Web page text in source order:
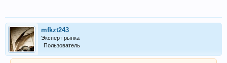
mfkzt243
Эксперт рынка
Пользователь